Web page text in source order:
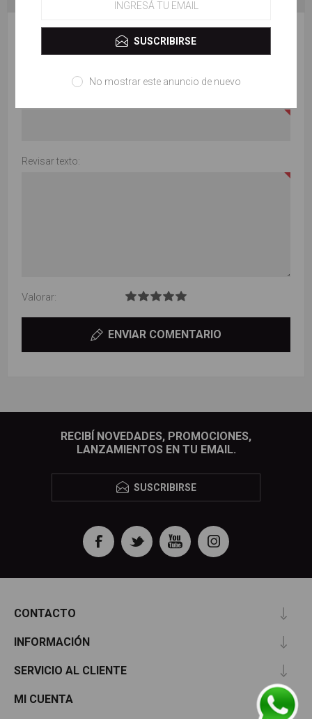
ESCRIBE TU PROPIO COMENTARIO
Revisar texto:
Valorar:
ENVIAR COMENTARIO
RECIBÍ NOVEDADES, PROMOCIONES,
LANZAMIENTOS EN TU EMAIL.
SUSCRIBIRSE
CONTACTO
INFORMACIÓN
SERVICIO AL CLIENTE
MI CUENTA
SUSCRIBIRSE
No mostrar este anuncio de nuevo